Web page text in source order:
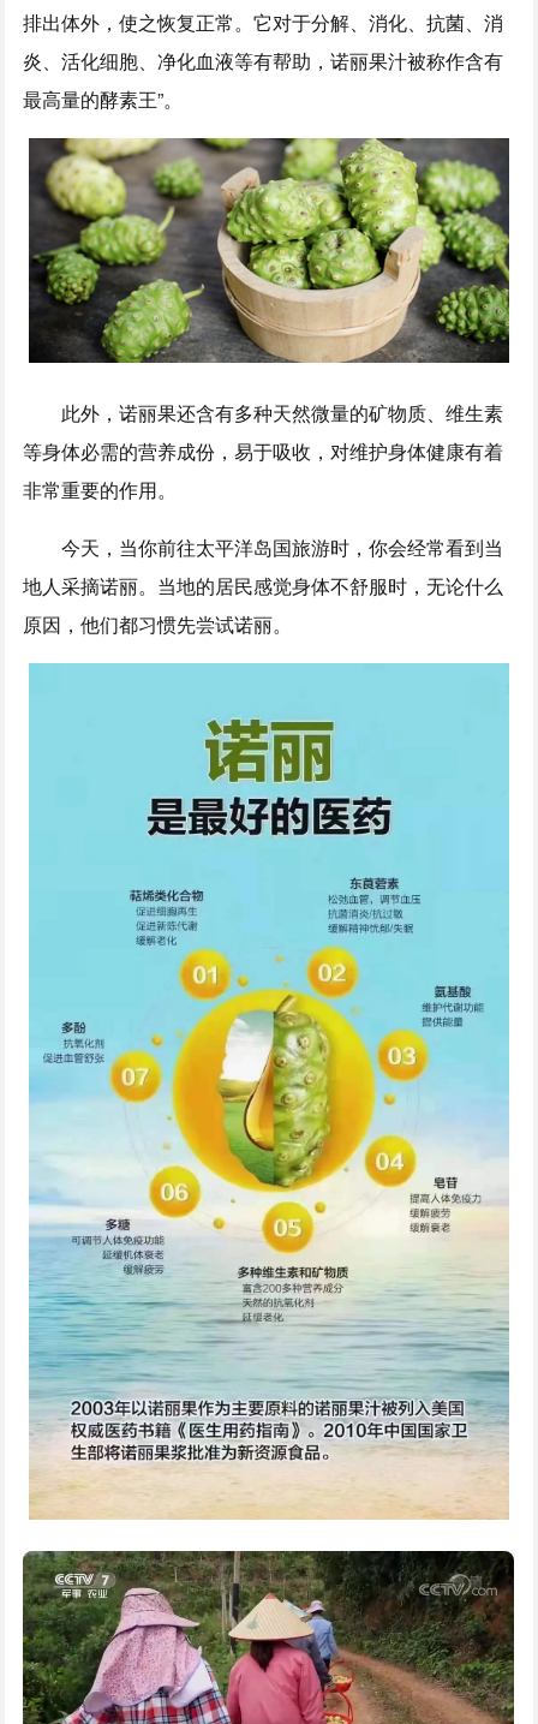
排出体外，使之恢复正常。它对于分解、消化、抗菌、消
炎、活化细胞、净化血液等有帮助，诺丽果汁被称作含有
最高量的酵素王”。
此外，诺丽果还含有多种天然微量的矿物质、维生素
等身体必需的营养成份，易于吸收，对维护身体健康有着
非常重要的作用。
今天，当你前往太平洋岛国旅游时，你会经常看到当
地人采摘诺丽。当地的居民感觉身体不舒服时，无论什么
原因，他们都习惯先尝试诺丽。